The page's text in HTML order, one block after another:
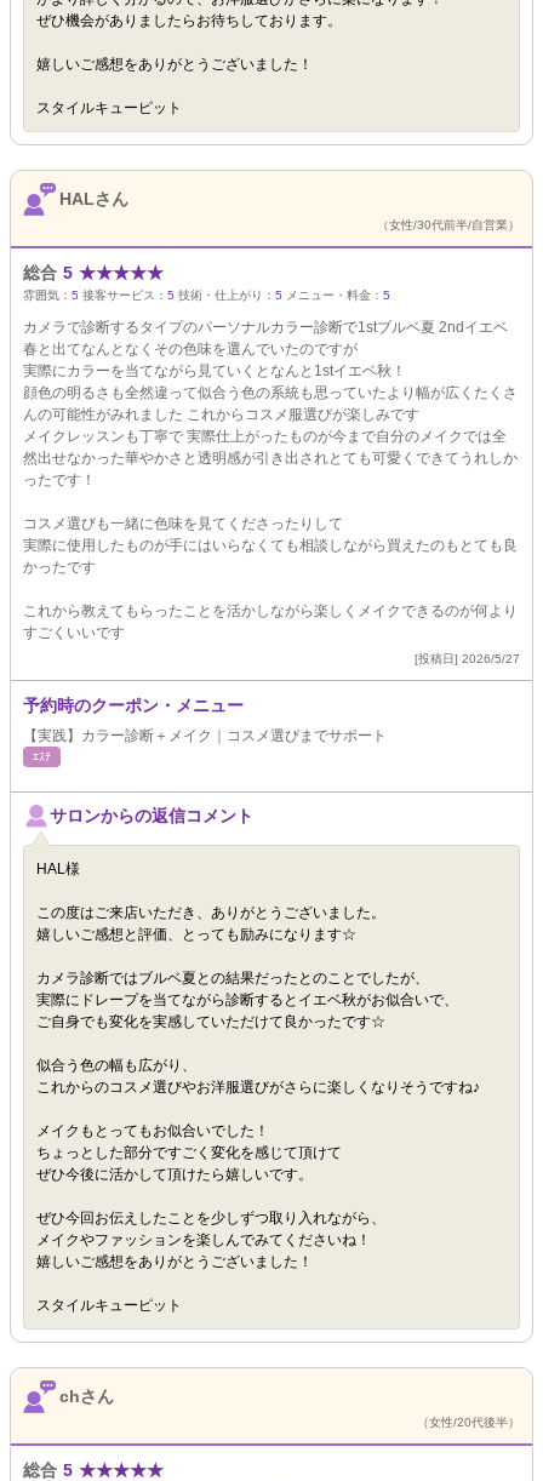
ぜひ機会がありましたらお待ちしております。
嬉しいご感想をありがとうございました！
スタイルキューピット
HALさん
（女性/30代前半/自営業）
総合 5 ★★★★★
雰囲気： 5 接客サービス： 5 技術・仕上がり： 5 メニュー・料金： 5
カメラで診断するタイプのパーソナルカラー診断で1stブルベ夏 2ndイエベ
春と出てなんとなくその色味を選んでいたのですが
実際にカラーを当てながら見ていくとなんと1stイエベ秋！
顔色の明るさも全然違って似合う色の系統も思っていたより幅が広くたくさ
んの可能性がみれました これからコスメ服選びが楽しみです
メイクレッスンも丁寧で 実際仕上がったものが今まで自分のメイクでは全
然出せなかった華やかさと透明感が引き出されとても可愛くできてうれしか
ったです！
コスメ選びも一緒に色味を見てくださったりして
実際に使用したものが手にはいらなくても相談しながら買えたのもとても良
かったです
これから教えてもらったことを活かしながら楽しくメイクできるのが何より
すごくいいです
[投稿日] 2026/5/27
予約時のクーポン・メニュー
【実践】カラー診断＋メイク｜コスメ選びまでサポート
ｴｽﾃ
サロンからの返信コメント
HAL様
この度はご来店いただき、ありがとうございました。
嬉しいご感想と評価、とっても励みになります☆
カメラ診断ではブルベ夏との結果だったとのことでしたが、
実際にドレープを当てながら診断するとイエベ秋がお似合いで、
ご自身でも変化を実感していただけて良かったです☆
似合う色の幅も広がり、
これからのコスメ選びやお洋服選びがさらに楽しくなりそうですね♪
メイクもとってもお似合いでした！
ちょっとした部分ですごく変化を感じて頂けて
ぜひ今後に活かして頂けたら嬉しいです。
ぜひ今回お伝えしたことを少しずつ取り入れながら、
メイクやファッションを楽しんでみてくださいね！
嬉しいご感想をありがとうございました！
スタイルキューピット
chさん
（女性/20代後半）
総合 5 ★★★★★